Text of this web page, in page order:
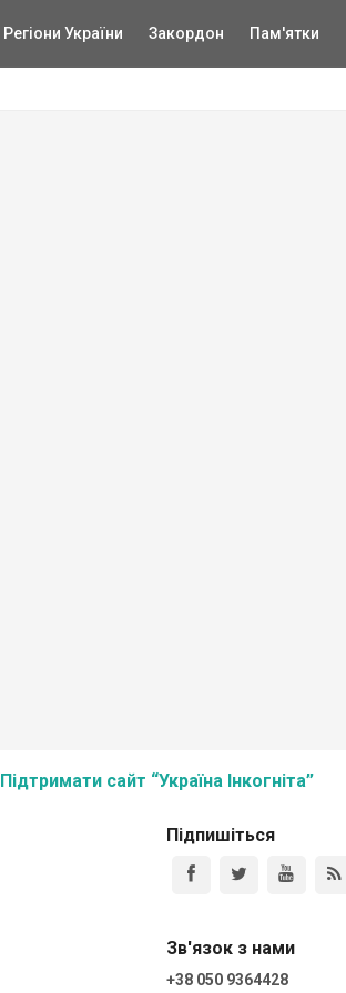
Регіони України Закордон Пам'ятки
Підтримати сайт “Україна Інкогніта”
Підпишіться
Зв'язок з нами
+38 050 9364428